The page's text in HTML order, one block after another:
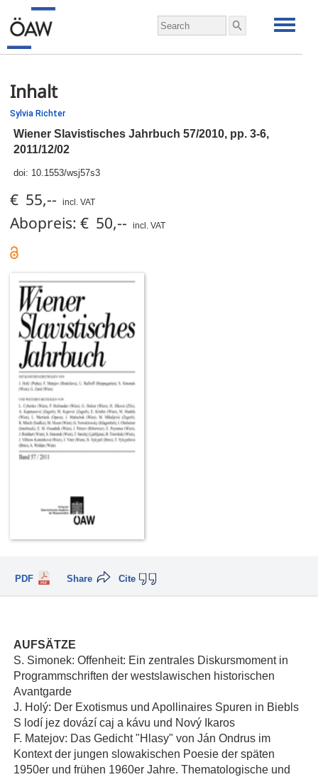
Inhalt
Sylvia Richter
Wiener Slavistisches Jahrbuch 57/2010, pp. 3-6,
2011/12/02
doi: 10.1553/wsj57s3
€ 55,-- incl. VAT
Abopreis: € 50,-- incl. VAT
PDF Cite
Share
AUFSÄTZE
S. Simonek: Offenheit: Ein zentrales Diskursmoment in
Programmschriften der westslawischen historischen
Avantgarde
J. Holý: Der Exotismus und Apollinaires Spuren in Biebls
S lodí jez dovází caj a kávu und Nový Ikaros
F. Matejov: Das Gedicht "Hlasy" von Ján Ondrus im
Kontext der jungen slowakischen Poesie der späten
1950er und frühen 1960er Jahre. Thematologische und